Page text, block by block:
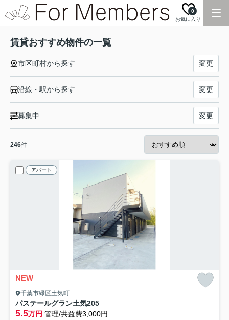
お気に入り
0
賃貸おすすめ物件の一覧
市区町村から探す 変更
沿線・駅から探す 変更
募集中 変更
246件
アパート
NEW
千葉市緑区土気町
パステールグラン土気205
5.5万円 管理/共益費3,000円